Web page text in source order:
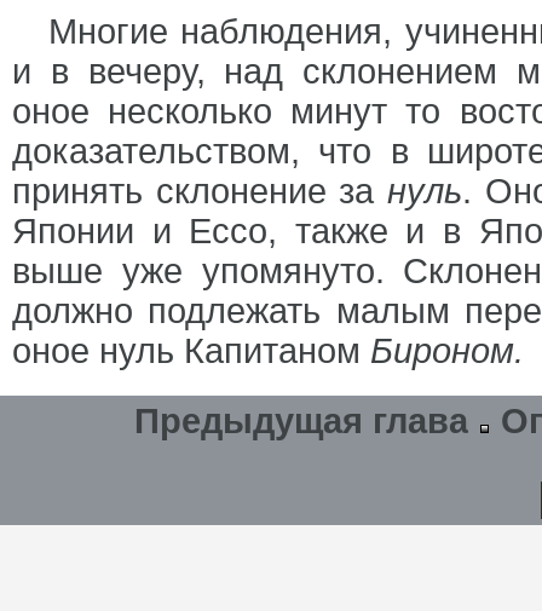
Многие наблюдения,
и в вечеру, над склонением
оное несколько минут то
доказательством, что в
принять склонение зануль.
Японии и Ессо, также и в
выше уже упомянуто.
должно подлежать малым
оное нуль Капитаном Бироном.
Предыдущая глава